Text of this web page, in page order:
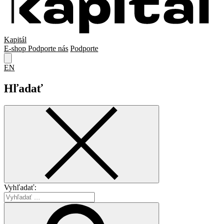
Kapitál
E-shop Podporte nás Podporte
EN
Hľadať
Vyhľadať: